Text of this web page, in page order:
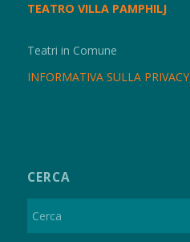
TEATRO VILLA PAMPHILJ
Teatri in Comune
INFORMATIVA SULLA PRIVACY
CERCA